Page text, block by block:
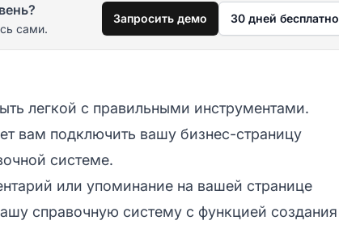
сами.
Запросить демо 30 дней бесплатно
легкой с правильными инструментами.
вам подключить вашу бизнес-страницу
системе.
или упоминание на вашей странице
справочную систему с функцией создания